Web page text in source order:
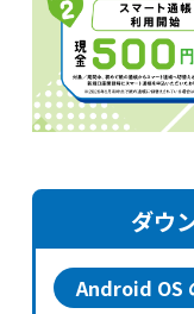
ダウ
Android OS